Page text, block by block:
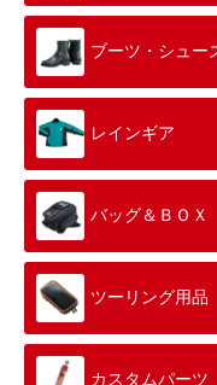
ブーツ・シュー
レインギア
バッグ＆ＢＯＸ
ツーリング用品
カスタムパーツ